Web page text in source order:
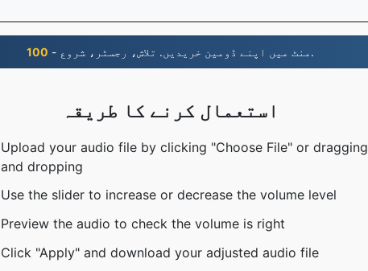
100 - منٹ میں اپنے ڈومین خریدیں. تلاش، رجسٹر، شروع.
استعمال کرنے کا طریقہ
Upload your audio file by clicking "Choose File" or dragging
and dropping
Use the slider to increase or decrease the volume level
Preview the audio to check the volume is right
Click "Apply" and download your adjusted audio file